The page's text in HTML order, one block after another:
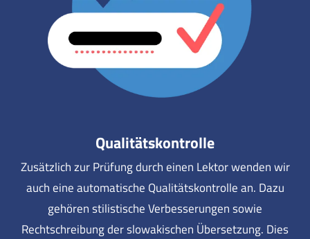
Qualitätskontrolle
Zusätzlich zur Prüfung durch einen Lektor wenden wir
auch eine automatische Qualitätskontrolle an. Dazu
gehören stilistische Verbesserungen sowie
Rechtschreibung der slowakischen Übersetzung. Dies